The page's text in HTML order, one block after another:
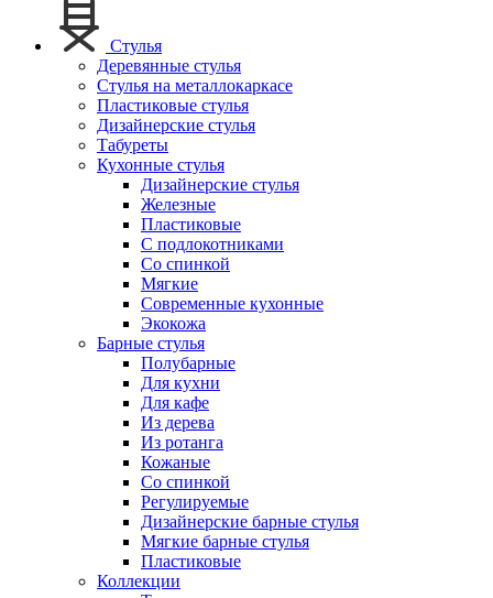
Стулья
Деревянные стулья
Стулья на металлокаркасе
Пластиковые стулья
Дизайнерские стулья
Табуреты
Кухонные стулья
Дизайнерские стулья
Железные
Пластиковые
С подлокотниками
Со спинкой
Мягкие
Современные кухонные
Экокожа
Барные стулья
Полубарные
Для кухни
Для кафе
Из дерева
Из ротанга
Кожаные
Со спинкой
Регулируемые
Дизайнерские барные стулья
Мягкие барные стулья
Пластиковые
Коллекции